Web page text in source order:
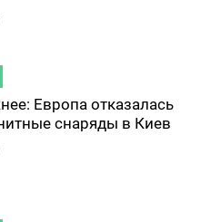
Европа отказалась
снаряды в Киев